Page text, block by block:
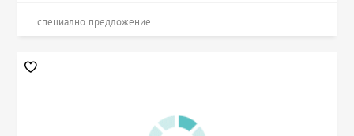
специално предложение